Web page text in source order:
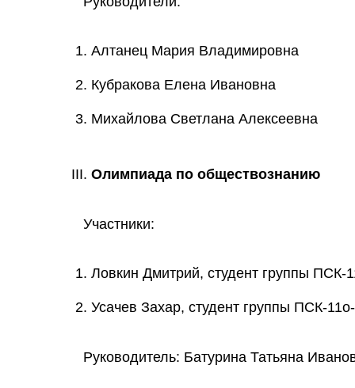
Алтанец Мария Владимировна
Кубракова Елена Ивановна
Михайлова Светлана Алексеевна
Олимпиада по обществознанию
Участники:
Ловкин Дмитрий, студент группы ПСК-
Усачев Захар, студент группы ПСК-
Руководитель: Батурина Татьяна